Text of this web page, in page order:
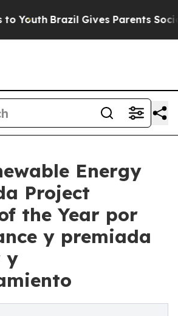
Brazil Gives Parents Social
Energy
Project
the Year por
y premiada
y